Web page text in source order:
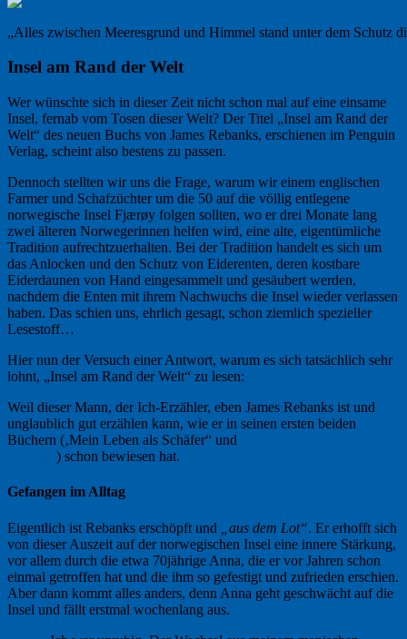
„Alles zwischen Meeresgrund und Himmel stand unter dem Schutz
Insel am Rand der Welt
Wer wünschte sich in dieser Zeit nicht schon mal auf eine einsame
Insel, fernab vom Tosen dieser Welt? Der Titel „Insel am Rand der
Welt“ des neuen Buchs von James Rebanks, erschienen im Penguin
Verlag, scheint also bestens zu passen.
Dennoch stellten wir uns die Frage, warum wir einem englischen
Farmer und Schafzüchter um die 50 auf die völlig entlegene
norwegische Insel Fjærøy folgen sollten, wo er drei Monate lang
zwei älteren Norwegerinnen helfen wird, eine alte, eigentümliche
Tradition aufrechtzuerhalten. Bei der Tradition handelt es sich um
das Anlocken und den Schutz von Eiderenten, deren kostbare
Eiderdaunen von Hand eingesammelt und gesäubert werden,
nachdem die Enten mit ihrem Nachwuchs die Insel wieder verlassen
haben. Das schien uns, ehrlich gesagt, schon ziemlich spezieller
Lesestoff…
Hier nun der Versuch einer Antwort, warum es sich tatsächlich sehr
lohnt, „Insel am Rand der Welt“ zu lesen:
Weil dieser Mann, der Ich-Erzähler, eben James Rebanks ist und
unglaublich gut erzählen kann, wie er in seinen ersten beiden
Büchern (‚Mein Leben als Schäfer“ und
) schon bewiesen hat.
Gefangen im Alltag
Eigentlich ist Rebanks erschöpft und „aus dem Lot“. Er erhofft sich
von dieser Auszeit auf der norwegischen Insel eine innere Stärkung,
vor allem durch die etwa 70jährige Anna, die er vor Jahren schon
einmal getroffen hat und die ihm so gefestigt und zufrieden erschien.
Aber dann kommt alles anders, denn Anna geht geschwächt auf die
Insel und fällt erstmal wochenlang aus.